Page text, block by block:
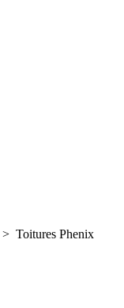
> Toitures Phenix